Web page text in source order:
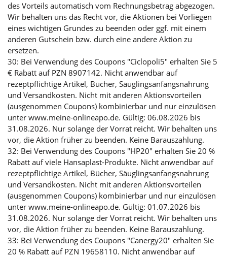
des Vorteils automatisch vom Rechnungsbetrag abgezogen.
Wir behalten uns das Recht vor, die Aktionen bei Vorliegen
eines wichtigen Grundes zu beenden oder ggf. mit einem
anderen Gutschein bzw. durch eine andere Aktion zu
ersetzen.
30: Bei Verwendung des Coupons "Ciclopoli5" erhalten Sie 5
€ Rabatt auf PZN 8907142. Nicht anwendbar auf
rezeptpflichtige Artikel, Bücher, Säuglingsanfangsnahrung
und Versandkosten. Nicht mit anderen Aktionsvorteilen
(ausgenommen Coupons) kombinierbar und nur einzulösen
unter www.meine-onlineapo.de. Gültig: 06.08.2026 bis
31.08.2026. Nur solange der Vorrat reicht. Wir behalten uns
vor, die Aktion früher zu beenden. Keine Barauszahlung.
32: Bei Verwendung des Coupons "HP20" erhalten Sie 20 %
Rabatt auf viele Hansaplast-Produkte. Nicht anwendbar auf
rezeptpflichtige Artikel, Bücher, Säuglingsanfangsnahrung
und Versandkosten. Nicht mit anderen Aktionsvorteilen
(ausgenommen Coupons) kombinierbar und nur einzulösen
unter www.meine-onlineapo.de. Gültig: 01.07.2026 bis
31.08.2026. Nur solange der Vorrat reicht. Wir behalten uns
vor, die Aktion früher zu beenden. Keine Barauszahlung.
33: Bei Verwendung des Coupons "Canergy20" erhalten Sie
20 % Rabatt auf PZN 19658110. Nicht anwendbar auf